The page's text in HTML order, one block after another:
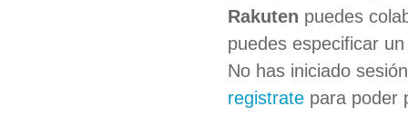
Rakuten puedes
puedes especificar
No has iniciado
registrate para poder